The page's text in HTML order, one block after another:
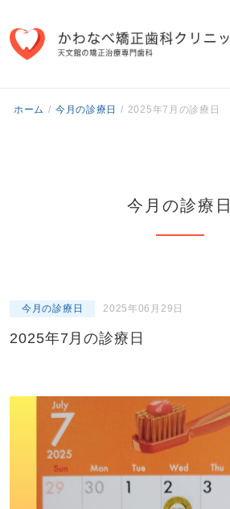
ホーム / 今月の診療日 / 2025年7月の診療日
今月の診療日
今月の診療日 2025年06月29日
2025年7月の診療日